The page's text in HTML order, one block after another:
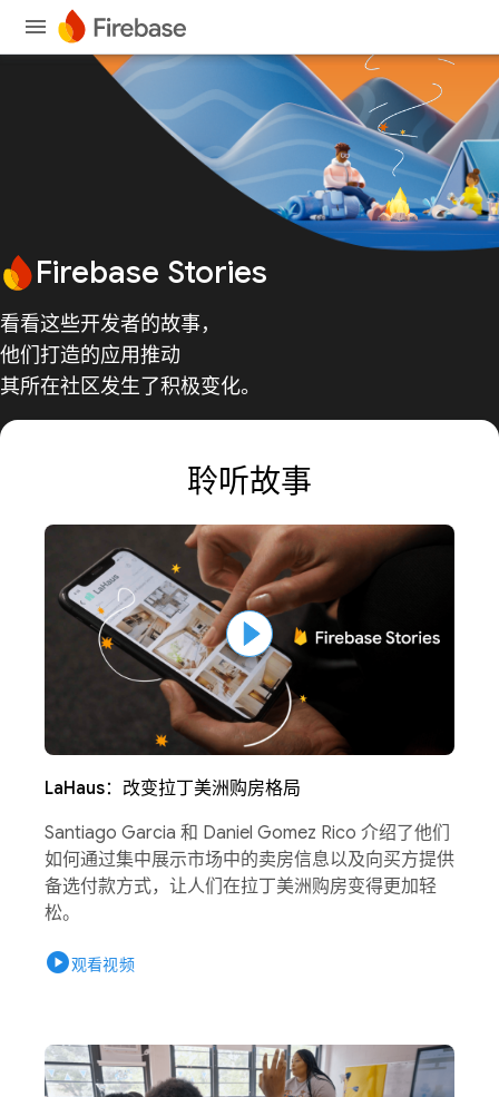
Firebase Stories
看看这些开发者的故事，
他们打造的应用推动
其所在社区发生了积极变化。
聆听故事
LaHaus：改变拉丁美洲购房格局
Santiago Garcia 和 Daniel Gomez Rico 介绍了他们
如何通过集中展示市场中的卖房信息以及向买方提供
备选付款方式，让人们在拉丁美洲购房变得更加轻
松。
play_circle观看视频